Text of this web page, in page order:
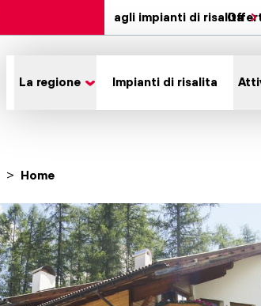
agli impianti di risalita
La regione Impianti di risalita
Home